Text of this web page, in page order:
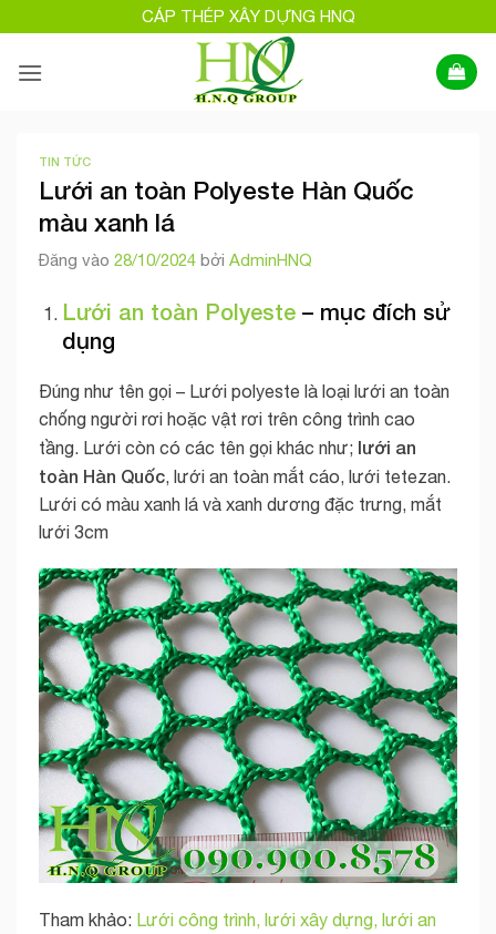
qua
nội
CÁP THÉP XÂY DỰNG HNQ
TIN TỨC
Lưới an toàn Polyeste Hàn Quốc
màu xanh lá
Đăng vào 28/10/2024 bởi AdminHNQ
Lưới an toàn Polyeste– mục đích sử
dụng
Đúng như tên gọi – Lưới polyeste là loại lưới an toàn
chống người rơi hoặc vật rơi trên công trình cao
tầng. Lưới còn có các tên gọi khác như; lưới an
toàn Hàn Quốc , lưới an toàn mắt cáo, lưới tetezan.
Lưới có màu xanh lá và xanh dương đặc trưng, mắt
lưới 3cm
Tham khảo: Lưới công trình, lưới xây dựng, lưới an